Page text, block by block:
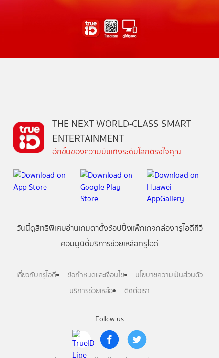
Follow us
THE NEXT WORLD-CLASS SMART
ENTERTAINMENT
อีกขั้นของความบันเทิงระดับโลกตรงใจคุณ
วันนี้ดูสิทธิพิเศษอ่านเกมตาตั้งช้อปปิ้งแพ็กเกจกล่องทรูไอดีทีวี
คอมมูนิตี้บริการช่วยเหลือทรูไอดี
เกี่ยวกับทรูไอดี ข้อกำหนดและเงื่อนไข
นโยบายความเป็นส่วนตัว
บริการช่วยเหลือ
ติดต่อเรา